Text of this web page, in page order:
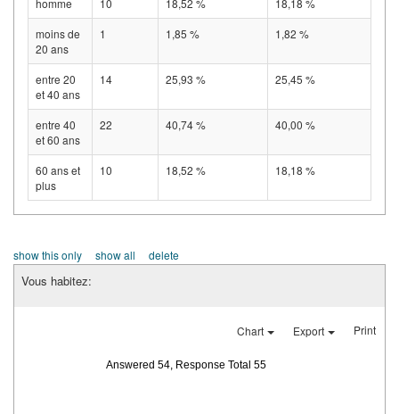
homme
10 18,52 %
18,18 %
moins de
20 ans
1 1,85 % 1,82 %
entre 20
et 40 ans
14 25,93 % 25,45 %
entre 40
et 60 ans
22 40,74 % 40,00 %
60 ans et
plus
10 18,52 % 18,18 %
show this only show all delete
Vous habitez:
Chart Export Print
Answered 54, Response Total 55